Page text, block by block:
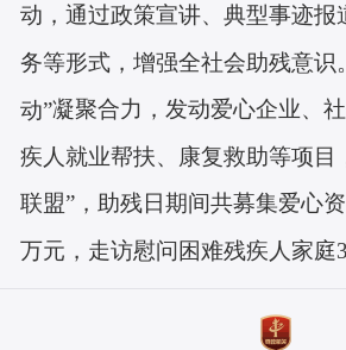
动，通过政策宣讲、典型事迹报
务等形式，增强全社会助残意识
动”凝聚合力，发动爱心企业、
疾人就业帮扶、康复救助等项目
联盟”，助残日期间共募集爱心
万元， 走访慰问困难残疾人家庭